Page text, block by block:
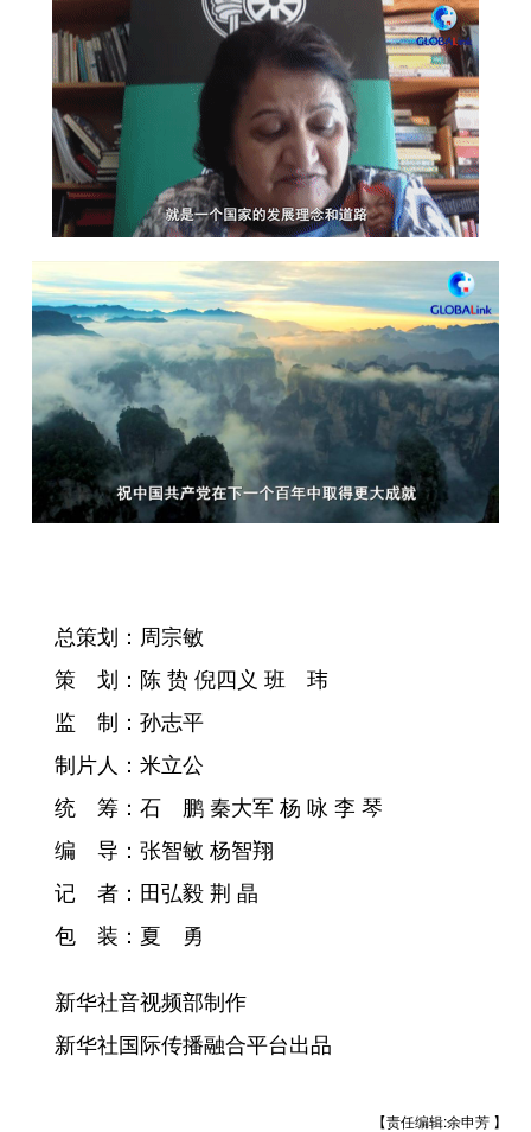
总策划：周宗敏
策 划：陈 贽 倪四义 班 玮
监 制：孙志平
制片人：米立公
统 筹：石 鹏 秦大军 杨 咏 李 琴
编 导：张智敏 杨智翔
记 者：田弘毅 荆 晶
包 装：夏 勇
新华社音视频部制作
新华社国际传播融合平台出品
【责任编辑:余申芳 】